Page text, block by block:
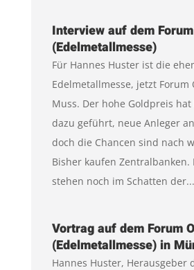
Interview auf dem
(Edelmetallmesse)
Für Hannes Huster ist die
Edelmetallmesse, jetzt Forum
Muss. Der hohe Goldpreis
dazu geführt, neue Anleger
doch die Chancen sind nach
Bisher kaufen Zentralbanken.
stehen noch im Schatten der...
Vortrag auf dem Forum
(Edelmetallmesse) in
Hannes Huster, Herausgeber